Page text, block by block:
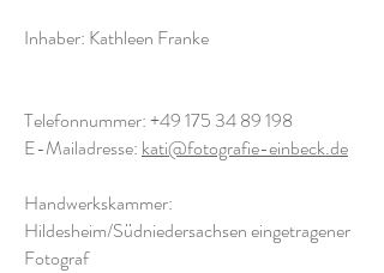
Inhaber: Kathleen Franke
Telefonnummer:+49 175 34 89 198
E-Mailadresse: kati@fotografie-einbeck.de
Handwerkskammer:
Hildesheim/Südniedersachsen eingetragener
Fotograf